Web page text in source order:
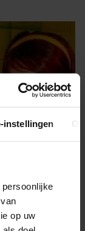
instellingen
op uw